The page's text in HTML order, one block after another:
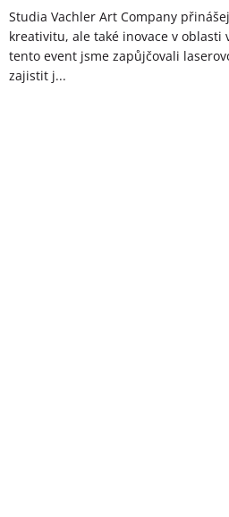
Studia Vachler Art Company
kreativitu, ale také inovace v oblasti
tento event jsme zapůjčovali
zajistit j...